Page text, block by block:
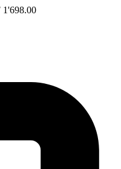
1'698.00